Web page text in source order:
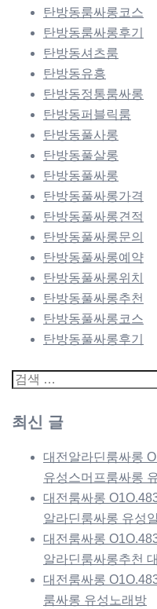
탄방동룸싸롱코스
탄방동룸싸롱후기
탄방동셔츠룸
탄방동유흥
탄방동정통룸싸롱
탄방동퍼블릭룸
탄방동풀사롱
탄방동풀살롱
탄방동풀싸롱
탄방동풀싸롱가격
탄방동풀싸롱견적
탄방동풀싸롱문의
탄방동풀싸롱예약
탄방동풀싸롱위치
탄방동풀싸롱추천
탄방동풀싸롱코스
탄방동풀싸롱후기
검
최신 글
대전알라딘룸싸롱
유성스머프룸싸롱
대전룸싸롱
알라딘룸싸롱 유성
대전룸싸롱
알라딘룸싸롱추천
대전룸싸롱
룸싸롱 유성노래방